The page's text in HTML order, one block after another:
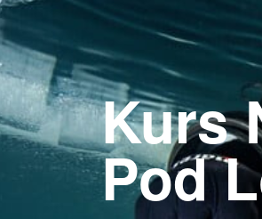
Kurs
Pod